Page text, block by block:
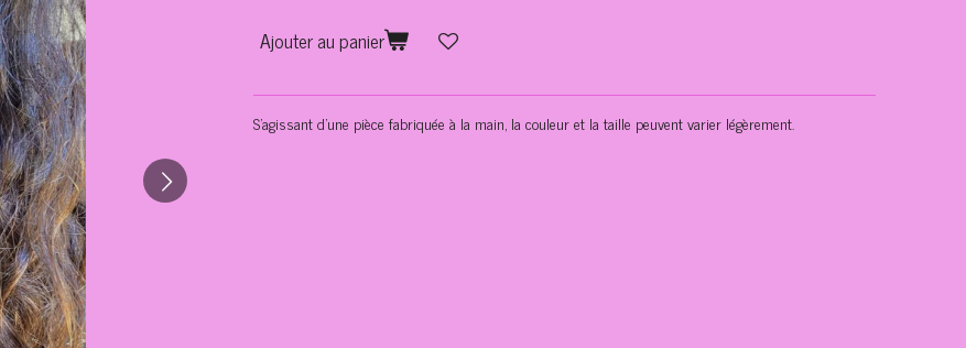
Ajouter au panier
S'agissant d'une pièce fabriquée à la main, la couleur et la taille peuvent varier légèrement.